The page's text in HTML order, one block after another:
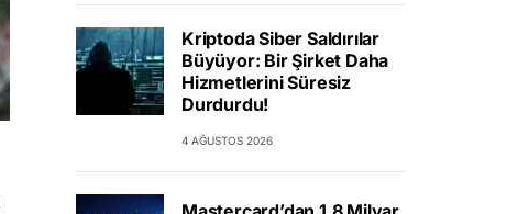
Kriptoda Siber Saldırılar
Büyüyor: Bir Şirket Daha
Hizmetlerini Süresiz
Durdurdu!
4 AĞUSTOS 2026